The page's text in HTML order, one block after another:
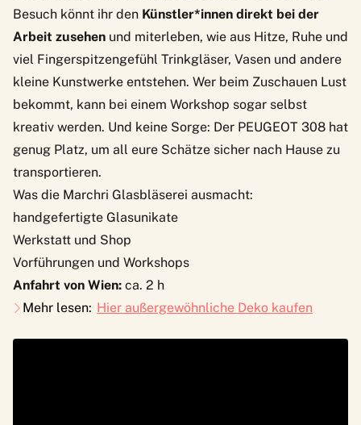
Besuch könnt ihr den Künstler*innen direkt bei der
Arbeit zusehen und miterleben, wie aus Hitze, Ruhe und
viel Fingerspitzengefühl Trinkgläser, Vasen und andere
kleine Kunstwerke entstehen. Wer beim Zuschauen Lust
bekommt, kann bei einem Workshop sogar selbst
kreativ werden. Und keine Sorge: Der PEUGEOT 308 hat
genug Platz, um all eure Schätze sicher nach Hause zu
transportieren.
Was die Marchri Glasbläserei ausmacht:
handgefertigte Glasunikate
Werkstatt und Shop
Vorführungen und Workshops
Anfahrt von Wien: ca. 2 h
Mehr lesen: Hier außergewöhnliche Deko kaufen